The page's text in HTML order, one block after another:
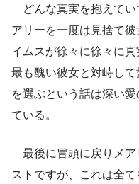
どんな真実を抱えてい
アリーを一度は見捨て
イムスが徐々に徐々に
最も醜い彼女と対峙し
を選ぶという話は深い
ている。
最後に冒頭に戻りメア
ストですが、これは全